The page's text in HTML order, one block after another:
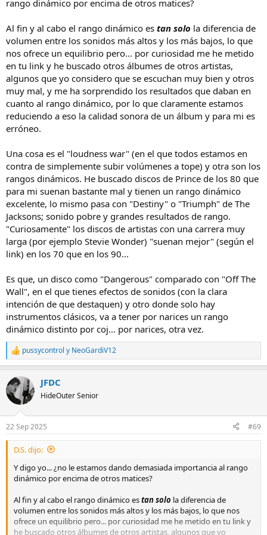
rango dinámico por encima de otros matices?
Al fin y al cabo el rango dinámico es tan solo la diferencia de
volumen entre los sonidos más altos y los más bajos, lo que
nos ofrece un equilibrio pero... por curiosidad me he metido
en tu link y he buscado otros álbumes de otros artistas,
algunos que yo considero que se escuchan muy bien y otros
muy mal, y me ha sorprendido los resultados que daban en
cuanto al rango dinámico, por lo que claramente estamos
reduciendo a eso la calidad sonora de un álbum y para mi es
erróneo.
Una cosa es el "loudness war" (en el que todos estamos en
contra de simplemente subir volúmenes a tope) y otra son los
rangos dinámicos. He buscado discos de Prince de los 80 que
para mi suenan bastante mal y tienen un rango dinámico
excelente, lo mismo pasa con "Destiny" o "Triumph" de The
Jacksons; sonido pobre y grandes resultados de rango.
"Curiosamente" los discos de artistas con una carrera muy
larga (por ejemplo Stevie Wonder) "suenan mejor" (según el
link) en los 70 que en los 90...
Es que, un disco como "Dangerous" comparado con "Off The
Wall", en el que tienes efectos de sonidos (con la clara
intención de que destaquen) y otro donde solo hay
instrumentos clásicos, va a tener por narices un rango
dinámico distinto por coj... por narices, otra vez.
R
e
c
c
i
e
s
pussycontrol y NeoGardiV12
JFDC
HideOuter Senior
22 Sep 2025 #69
D.S. dijo:
Y digo yo... ¿no le estamos dando demasiada importancia al rango
dinámico por encima de otros matices?
Al fin y al cabo el rango dinámico estan solo la diferencia de
volumen entre los sonidos más altos y los más bajos, lo que nos
ofrece un equilibrio pero... por curiosidad me he metido en tu link y
he buscado otros álbumes de otros artistas, algunos que yo